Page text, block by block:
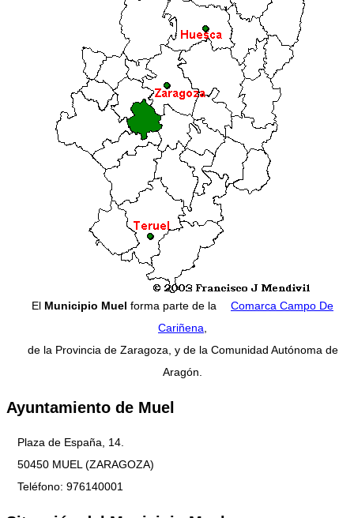
El Municipio Muel forma parte de la
Comarca Campo De
Cariñena
de la Provincia de Zaragoza, y de la Comunidad Autónoma de
Aragón.
Ayuntamiento de Muel
Plaza de España, 14.
50450 MUEL (ZARAGOZA)
Teléfono: 976140001